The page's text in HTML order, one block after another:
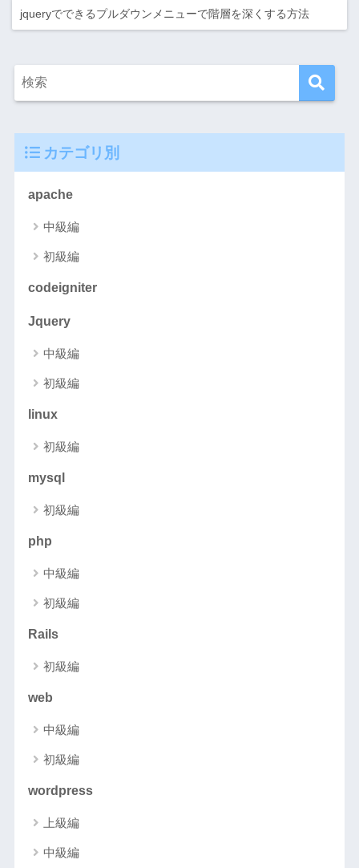
jqueryでできるプルダウンメニューで階層を深くする方法
カテゴリ別
apache
中級編
初級編
codeigniter
Jquery
中級編
初級編
linux
初級編
mysql
初級編
php
中級編
初級編
Rails
初級編
web
中級編
初級編
wordpress
上級編
中級編